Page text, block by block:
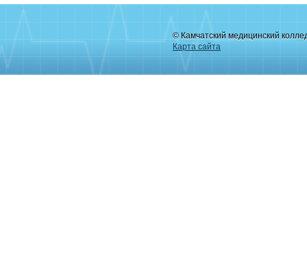
© Камчатский медицинский
Карта сайта